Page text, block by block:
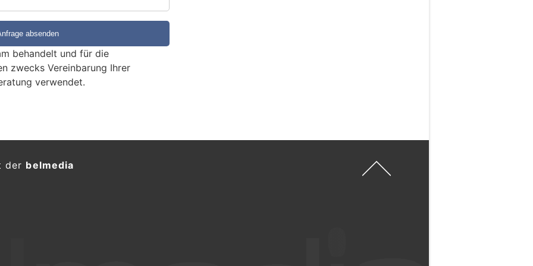
behandelt und für die
zwecks Vereinbarung Ihrer
verwendet.
Bevölkerungsschutz und
Juli 2026 die österreichische